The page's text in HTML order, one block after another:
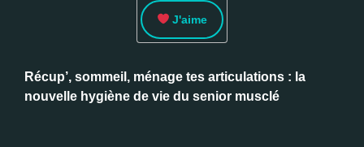
J'aime
Récup’, sommeil, ménage tes articulations : la
nouvelle hygiène de vie du senior musclé